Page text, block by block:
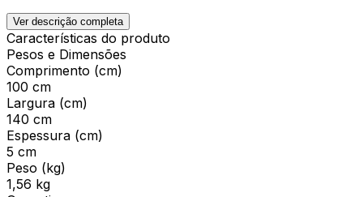
Ver descrição completa
Características do produto
Pesos e Dimensões
Comprimento (cm)
100 cm
Largura (cm)
140 cm
Espessura (cm)
5 cm
Peso (kg)
1,56 kg